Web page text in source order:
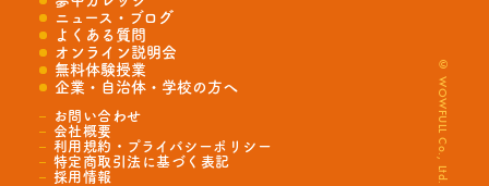
ニュース・ブログ
よくある質問
オンライン説明会
無料体験授業
企業・自治体・学校の方へ
お問い合わせ
会社概要
利用規約・プライバシーポリシー
特定商取引法に基づく表記
採用情報
© WOWFULL Co., Ltd.